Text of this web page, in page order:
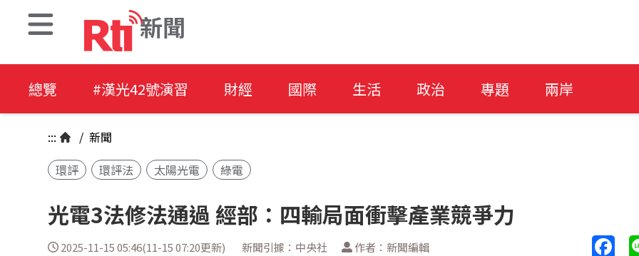
新聞
總覽 #漢光42號演習 財經 國際 生活 政治 專題 兩岸
::: / 新聞
環評
環評法 太陽光電 綠電
光電3法修法通過 經部：四輸局面衝擊產業競爭力
2025-11-15 05:46(11-15 07:20更新) 新聞引據：中央社 作者：新聞編輯